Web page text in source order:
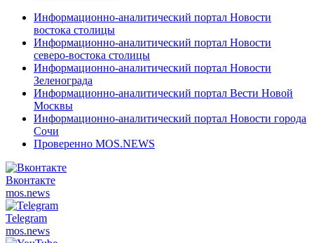
Информационно-аналитический портал Новости
востока столицы
Информационно-аналитический портал Новости
северо-востока столицы
Информационно-аналитический портал Новости
Зеленограда
Информационно-аналитический портал Вести Новой
Москвы
Информационно-аналитический портал Новости города
Сочи
Проверенно MOS.NEWS
Вконтакте
mos.news
Telegram
mos.news